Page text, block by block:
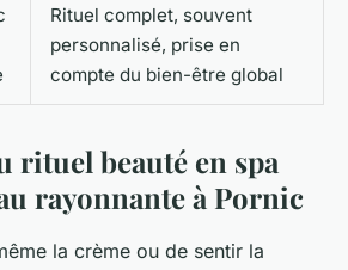
Rituel complet, souvent
personnalisé, prise en
compte du bien-être global
rituel beauté en spa
rayonnante à Pornic
la crème ou de sentir la